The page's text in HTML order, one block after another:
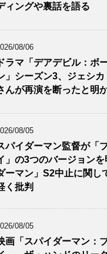
ィングや裏話を語る
08/06
ドラマ「デアデビル：ボ
」シーズン3、ジェシ
んが再演を断ったと明
08/05
パイダーマン監督が「
」の3つのバージョン
ーマン」S2中止に関し
く批判
08/05
画「スパイダーマン：